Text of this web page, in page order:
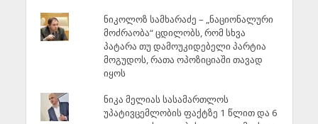
ნიკოლოზ სამხარაძე – „ნაციონალური
მოძრაობა“ ცდილობს, რომ სხვა
პატარა თუ დამოუკიდებელი პარტია
მოგუდოს, რათა ოპოზიციაში თავად
იყოს
ნიკა მელიას სასამართლოს
უპატივცემლობის ფაქტზე 1 წლით და 6